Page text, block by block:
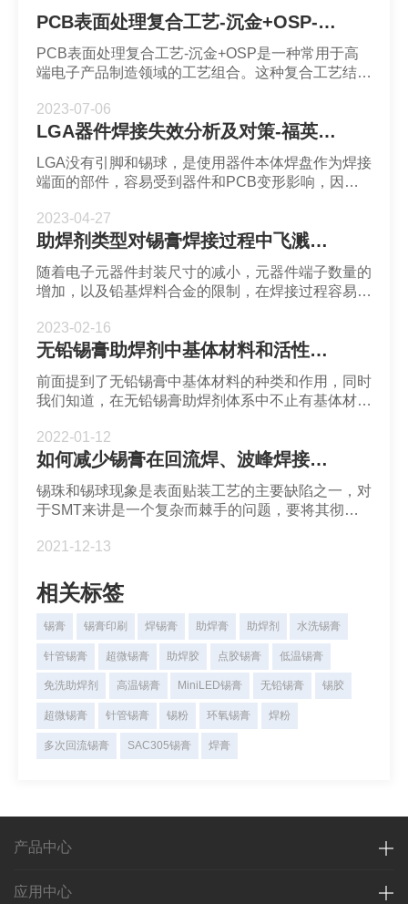
PCB表面处理复合工艺-沉金+OSP-深圳市福英达
PCB表面处理复合工艺-沉金+OSP是一种常用于高
端电子产品制造领域的工艺组合。这种复合工艺结合
Preservatives）工艺，以获得更佳的综合效果。
2023-07-06
LGA器件焊接失效分析及对策-福英达焊锡膏
LGA没有引脚和锡球，是使用器件本体焊盘作为焊接
端面的部件，容易受到器件和PCB变形影响，因本
产生的可能性增大，进而引起焊接失效。
2023-04-27
助焊剂类型对锡膏焊接过程中飞溅的影响-福英达焊锡膏
随着电子元器件封装尺寸的减小，元器件端子数量的
增加，以及铅基焊料合金的限制，在焊接过程容易出
使用有关。助焊剂的不良副作用可能以焊剂飞溅的形
式出现，进而影响焊点的稳定性和可靠性。
2023-02-16
无铅锡膏助焊剂中基体材料和活性剂相结合在回流焊接过程中的作用
前面提到了无铅锡膏中基体材料的种类和作用，同时
我们知道，在无铅锡膏助焊剂体系中不止有基体材
料和活性剂相结合，在再流焊接过程中可发挥哪些作
用?
2022-01-12
如何减少锡膏在回流焊、波峰焊接中锡珠出现的几率-锡膏选择
锡珠和锡球现象是表面贴装工艺的主要缺陷之一，对
于SMT来讲是一个复杂而棘手的问题，要将其彻底
之间的焊珠，或者有些超过了这个范围，他们大多集
2021-12-13
相关标签
锡膏 锡膏印刷 焊锡膏 助焊膏 助焊剂 水洗锡膏
针管锡膏 超微锡膏 助焊胶 点胶锡膏 低温锡膏
免洗助焊剂 高温锡膏 MiniLED锡膏 无铅锡膏 锡胶
超微锡膏 针管锡膏 锡粉 环氧锡膏 焊粉
多次回流锡膏 SAC305锡膏 焊膏
产品中心
应用中心